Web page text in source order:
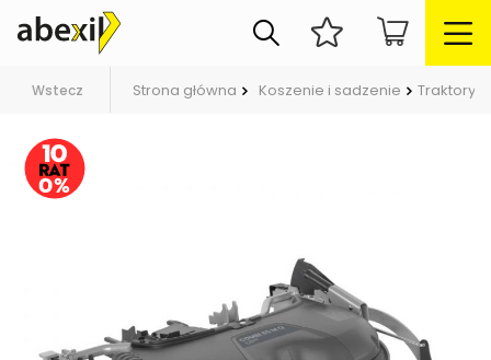
Wstecz Strona główna Koszenie i sadzenie Traktory